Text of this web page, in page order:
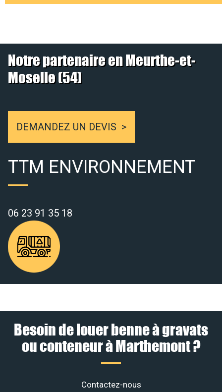
Notre partenaire en Meurthe-et-
Moselle (54)
DEMANDEZ UN DEVIS
TTM ENVIRONNEMENT
06 23 91 35 18
Besoin de louer benne à gravats
ou conteneur à Marthemont ?
Contactez-nous